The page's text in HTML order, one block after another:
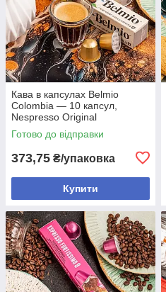
Кава в капсулах Belmio
Colombia — 10 капсул,
Nespresso Original
Готово до відправки
373,75 ₴/упаковка
Купити